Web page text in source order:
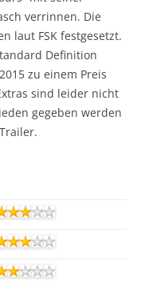
verrinnen. Die
laut FSK festgesetzt.
Definition
zu einem Preis
sind leider nicht
gegeben werden